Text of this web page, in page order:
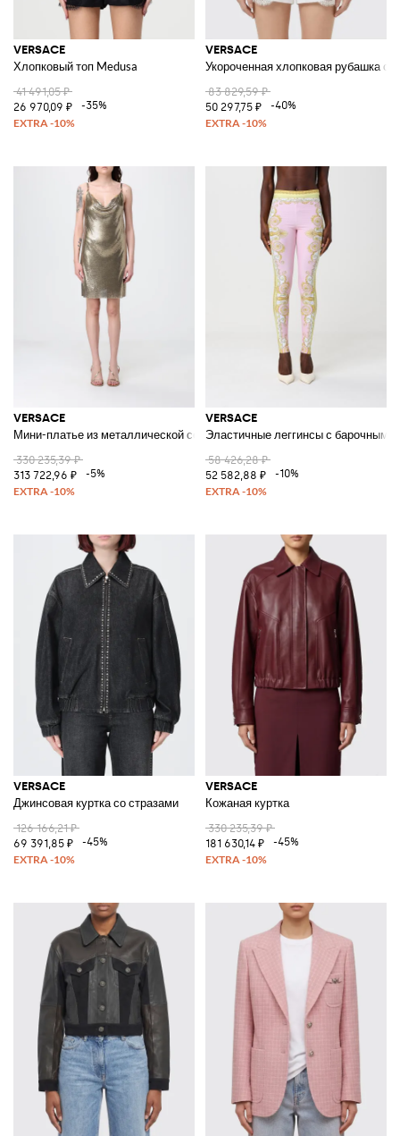
VERSACE
Хлопковый топ Medusa
41 491,05 ₽
26 970,09 ₽
-35%
VERSACE
Укороченная хлопковая рубашка с
83 829,59 ₽
50 297,75 ₽
-40%
VERSACE
Мини-платье из металлической сетки
330 235,39 ₽
313 722,96 ₽
-5%
VERSACE
Эластичные леггинсы с барочным
58 426,28 ₽
52 582,88 ₽
-10%
VERSACE
Джинсовая куртка со стразами
126 166,21 ₽
69 391,85 ₽
-45%
VERSACE
Кожаная куртка
330 235,39 ₽
181 630,14 ₽
-45%